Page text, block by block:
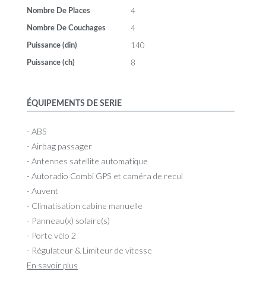
Nombre De Places 4
Nombre De Couchages 4
Puissance (din) 140
Puissance (ch) 8
ÉQUIPEMENTS DE SERIE
- ABS
- Airbag passager
- Antennes satellite automatique
- Autoradio Combi GPS et caméra de recul
- Auvent
- Climatisation cabine manuelle
- Panneau(x) solaire(s)
- Porte vélo 2
- Régulateur & Limiteur de vitesse
En savoir plus